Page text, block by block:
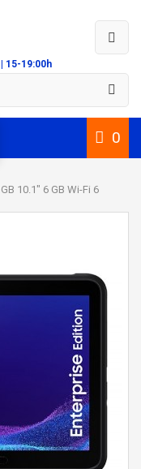
15-19:00h
0
10.1" 6 GB Wi-Fi 6